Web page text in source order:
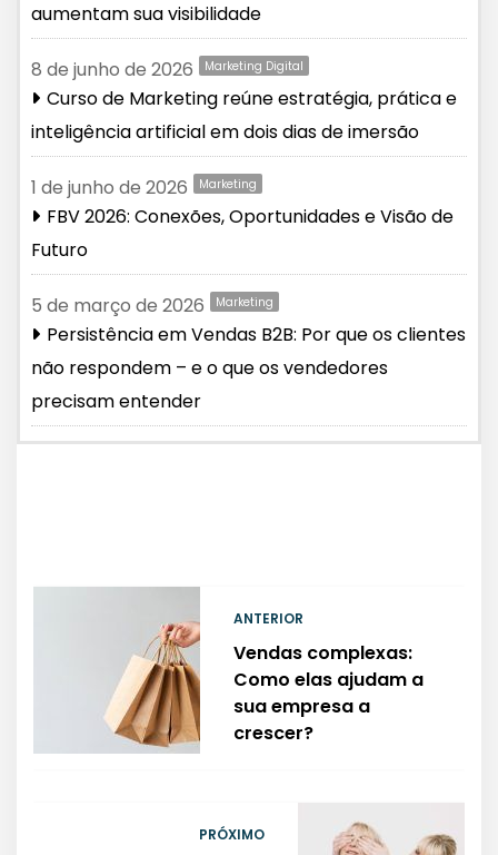
aumentam sua visibilidade
8 de junho de 2026 Marketing Digital
Curso de Marketing reúne estratégia, prática e
inteligência artificial em dois dias de imersão
1 de junho de 2026 Marketing
FBV 2026: Conexões, Oportunidades e Visão de
Futuro
5 de março de 2026 Marketing
Persistência em Vendas B2B: Por que os clientes
não respondem – e o que os vendedores
precisam entender
ANTERIOR
Vendas complexas:
Como elas ajudam a
sua empresa a
crescer?
PRÓXIMO